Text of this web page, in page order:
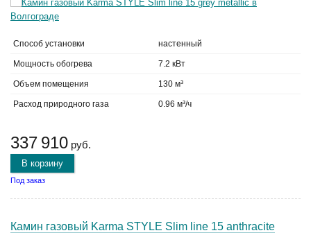
Способ установки настенный
Мощность обогрева 7.2 кВт
Объем помещения 130 м³
Расход природного газа 0.96 м³/ч
337 910 руб.
В корзину
Под заказ
Камин газовый Karma STYLE Slim line 15 anthracite